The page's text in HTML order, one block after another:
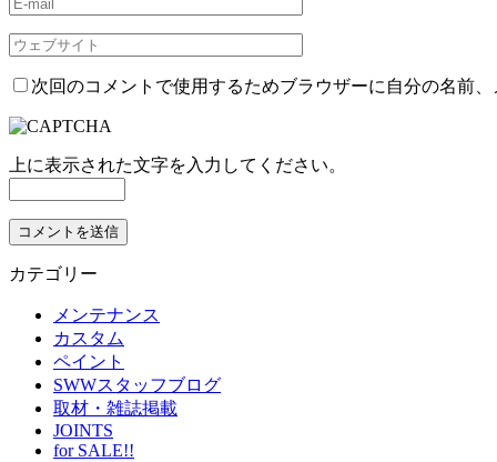
次回のコメントで使用するためブラウザーに自分の名前
上に表示された文字を入力してください。
カテゴリー
メンテナンス
カスタム
ペイント
SWWスタッフブログ
取材・雑誌掲載
JOINTS
for SALE!!